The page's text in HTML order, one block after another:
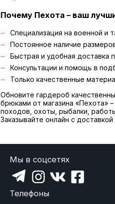
Почему Пехота – ваш
Специализация на военной и
Постоянное наличие
Быстрая и удобная доставка
Консультации и помощь в
Только качественные
Обновите гардероб
брюками от магазина «Пехота»
походов, охоты, рыбалки,
Заказывайте онлайн с
Мы в соцсетях
Телефоны